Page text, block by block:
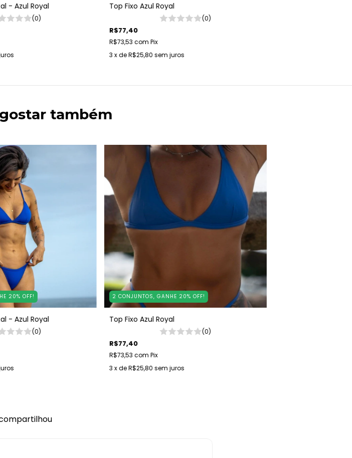
- Azul Royal
(0)
Top Fixo Azul Royal
(0)
R$77,40
R$73,53 com Pix
3 x deR$25,80 sem juros
também
20% OFF!
- Azul Royal
(0)
2 CONJUNTOS, GANHE 20% OFF!
Top Fixo Azul Royal
(0)
R$77,40
R$73,53 com Pix
3 x deR$25,80 sem juros